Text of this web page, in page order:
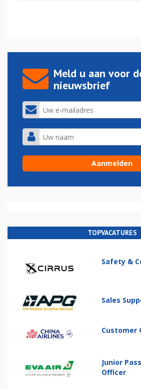
Meld u aan voor
nieuwsbrief
TOPVACATURES
Safety &
Sales
Customer
Junior
Officer